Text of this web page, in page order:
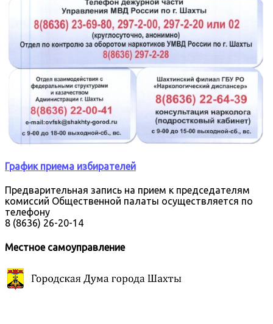
График приема избирателей
Предварительная запись на прием к председателям
комиссий Общественной палаты осуществляется по
телефону
8 (8636) 26-20-14
Местное самоуправление